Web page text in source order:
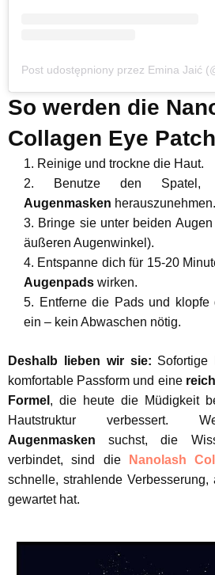
Post udostępniony przez Emina Jaić
So werden die
Collagen Eye
Reinige und trockne die Haut.
Benutze den
Augenmasken herauszunehmen.
Bringe sie unter beiden
äußeren Augenwinkel).
Entspanne dich für 15-20
Augenpads wirken.
Entferne die Pads und
ein – kein Abwaschen nötig.
Deshalb lieben wir sie: Sofortige
komfortable Passform und eine
Formel , die heute die Müdigkeit
Hautstruktur
Augenmasken suchst, die
verbindet, sind die
Nanolash
schnelle, strahlende
gewartet hat.